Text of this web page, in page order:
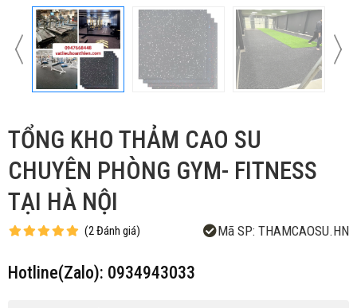
TỔNG KHO THẢM CAO SU
CHUYÊN PHÒNG GYM- FITNESS
TẠI HÀ NỘI
(2 Đánh giá) Mã SP: THAMCAOSU.HN
Hotline(Zalo): 0934943033